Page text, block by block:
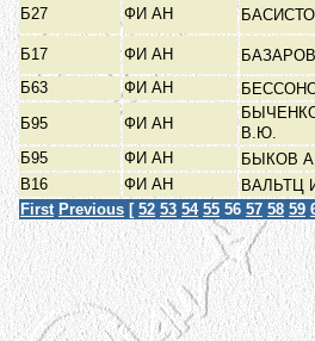
Б27 ФИ АН
Б17 ФИ АН
Б63
ФИ АН
Б95
ФИ АН
В.Ю.
Б95
ФИ АН БЫКОВ
В16
ФИ АН ВАЛЬТЦ
First Previous [ 52 53 54 55 56 57 58 59